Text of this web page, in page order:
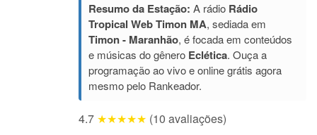
Resumo da Estação: A rádio Rádio
Tropical Web Timon MA, sediada em
Timon - Maranhão, é focada em conteúdos
e músicas do gênero Eclética. Ouça a
programação ao vivo e online grátis agora
mesmo pelo Rankeador.
4.7 ★★★★★ (10 avaliações)